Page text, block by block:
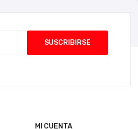
MI CUENTA